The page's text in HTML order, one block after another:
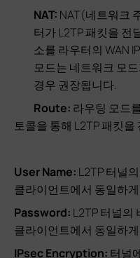
NAT: NAT(네트워크
터가 L2TP 패킷을 전
소를 라우터의 WAN
모드는 네트워크 모
경우 권장됩니다.
Route: 라우팅 모드
토콜을 통해 L2TP 패킷
User Name: L2TP 터널
클라이언트에서 동일하
Password: L2TP 터널의
클라이언트에서 동일하
IPsec Encryption: 터널